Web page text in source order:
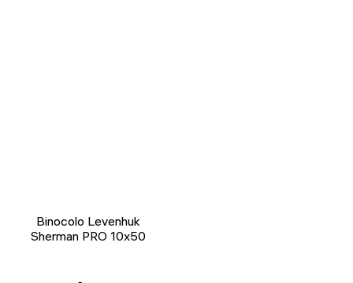
Binocolo Levenhuk
Sherman PRO 10x50